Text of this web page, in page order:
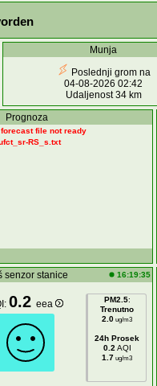
Munja
Poslednji grom na
04-08-2026 02:42
Udaljenost 34 km
Prognoza
forecast file not ready
RS_s.txt
senzor stanice 16:19:35
0.2 eea PM2.5:
Trenutno
2.0 ug/m3
24h Prosek
0.2 AQI
1.7 ug/m3